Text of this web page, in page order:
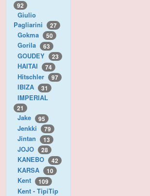
92
Giulio
Pagliarini
27
Gokma 50
Gorila 63
GOUDEY 23
HAITAI 74
Hitschler 97
IBIZA 31
IMPERIAL
21
Jake 95
Jenkki 79
Jintan 13
JOJO 28
KANEBO 42
KARSA 10
Kent 109
Kent - TipiTip